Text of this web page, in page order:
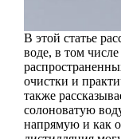
В этой статье
воде, в том
очистки и
также
солоноватую
напрямую и как